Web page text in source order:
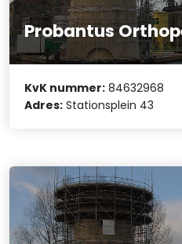
Probantus
KvK nummer: 84632968
Adres: Stationsplein 43